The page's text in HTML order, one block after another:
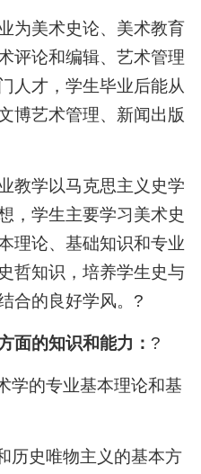
为美术史论、美术教育
评论和编辑、艺术管理
人才，学生毕业后能从
博艺术管理、新闻出版
教学以马克思主义史学
，学生主要学习美术史
理论、基础知识和专业
哲知识，培养学生史与
合的良好学风。?
面的知识和能力： ?
的专业基本理论和基
史唯物主义的基本方